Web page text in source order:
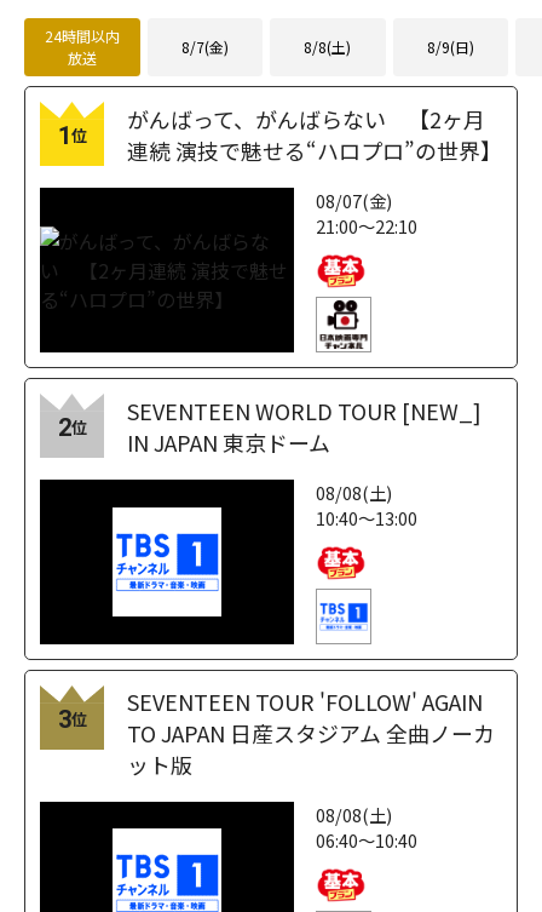
24時間以内
放送
8/7(金) 8/8(土) 8/9(日)
1位
がんばって、がんばらない 【2ヶ月
連続 演技で魅せる“ハロプロ”の世界】
08/07(金)
21:00～22:10
2位
SEVENTEEN WORLD TOUR [NEW_]
IN JAPAN 東京ドーム
08/08(土)
10:40～13:00
3位
SEVENTEEN TOUR 'FOLLOW' AGAIN
TO JAPAN 日産スタジアム 全曲ノーカ
ット版
08/08(土)
06:40～10:40